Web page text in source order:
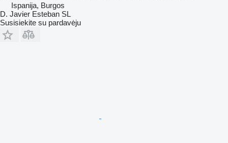
Ispanija, Burgos
D. Javier Esteban SL
Susisiekite su pardavėju